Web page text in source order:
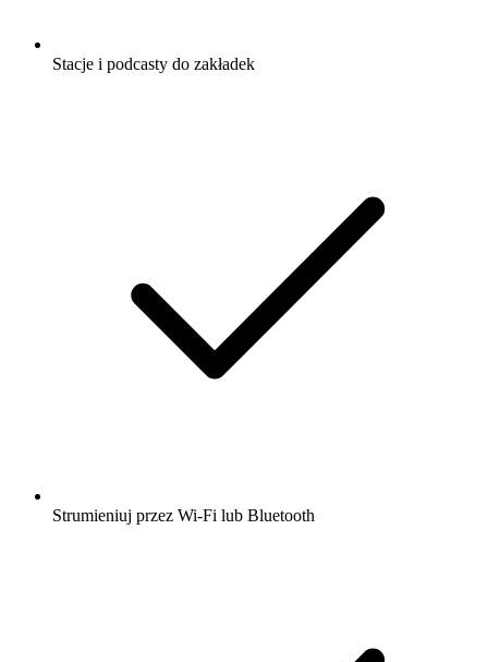
Stacje i podcasty do zakładek
Strumieniuj przez Wi-Fi lub Bluetooth